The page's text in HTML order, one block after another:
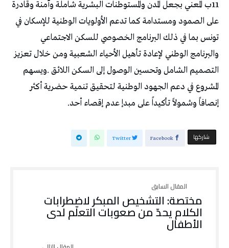
‬إنصافاً‭ ‬وشمولاً‭ ‬تأكيداً‭ ‬على‭ ‬مبدإ‭ ‬عدم‭ ‬إقصاء‭ ‬أحد‭.‬
‫‫ شاركها‬ Facebook
Twitter
مختصة: التشخيص المبكر لاضطرابات
الكلام يحدّ من صعوبات التعلّم لدى
الأطفال